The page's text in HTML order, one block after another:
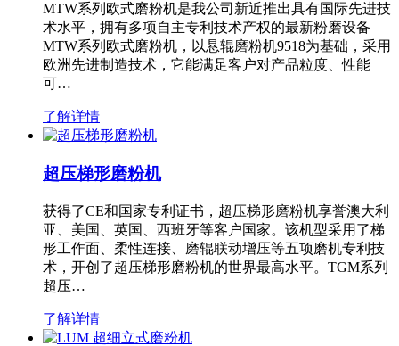
MTW系列欧式磨粉机是我公司新近推出具有国际先进技
术水平，拥有多项自主专利技术产权的最新粉磨设备—
MTW系列欧式磨粉机，以悬辊磨粉机9518为基础，采用
欧洲先进制造技术，它能满足客户对产品粒度、性能
可…
了解详情
超压梯形磨粉机
获得了CE和国家专利证书，超压梯形磨粉机享誉澳大利
亚、美国、英国、西班牙等客户国家。该机型采用了梯
形工作面、柔性连接、磨辊联动增压等五项磨机专利技
术，开创了超压梯形磨粉机的世界最高水平。TGM系列
超压…
了解详情